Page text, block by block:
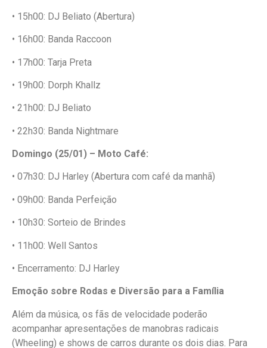
• 15h00: DJ Beliato (Abertura)
• 16h00: Banda Raccoon
• 17h00: Tarja Preta
• 19h00: Dorph Khallz
• 21h00: DJ Beliato
• 22h30: Banda Nightmare
Domingo (25/01) – Moto Café:
• 07h30: DJ Harley (Abertura com café da manhã)
• 09h00: Banda Perfeição
• 10h30: Sorteio de Brindes
• 11h00: Well Santos
• Encerramento: DJ Harley
Emoção sobre Rodas e Diversão para a Família
Além da música, os fãs de velocidade poderão
acompanhar apresentações de manobras radicais
(Wheeling) e shows de carros durante os dois dias. Para